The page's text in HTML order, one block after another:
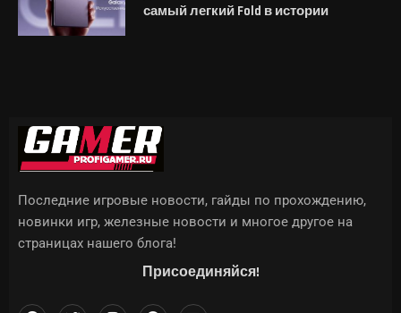
самый легкий Fold в истории
Последние игровые новости, гайды по прохождению,
новинки игр, железные новости и многое другое на
страницах нашего блога!
Присоединяйся!